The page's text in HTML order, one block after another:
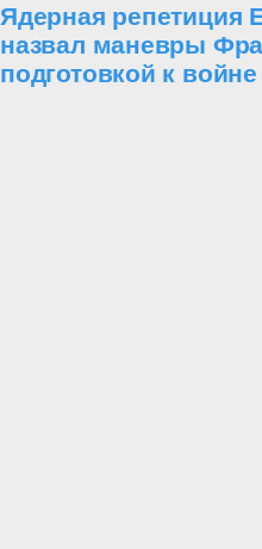
Ядерная репетиция
назвал маневры
подготовкой к